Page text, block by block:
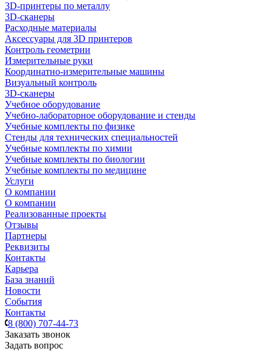
3D-принтеры по металлу
3D-сканеры
Расходные материалы
Аксессуары для 3D принтеров
Контроль геометрии
Измерительные руки
Координатно-измерительные машины
Визуальный контроль
3D-сканеры
Учебное оборудование
Учебно-лабораторное оборудование и стенды
Учебные комплекты по физике
Стенды для технических специальностей
Учебные комплекты по химии
Учебные комплекты по биологии
Учебные комплекты по медицине
Услуги
О компании
О компании
Реализованные проекты
Отзывы
Партнеры
Реквизиты
Контакты
Карьера
База знаний
Новости
События
Контакты
8 (800) 707-44-73
Заказать звонок
Задать вопрос